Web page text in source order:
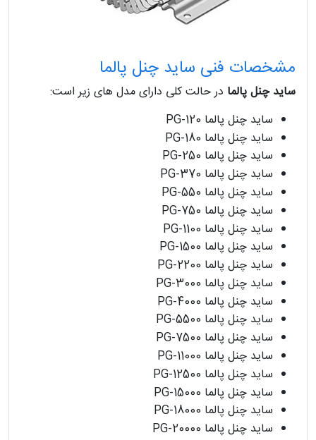
مشخصات فنی ساید چنل پالما
ساید چنل پالما در حالت کلی دارای مدل های زیر است:
ساید چنل پالما PG-120
ساید چنل پالما PG-180
ساید چنل پالما PG-250
ساید چنل پالما PG-370
ساید چنل پالما PG-550
ساید چنل پالما PG-750
ساید چنل پالما PG-1100
ساید چنل پالما PG-1500
ساید چنل پالما PG-2200
ساید چنل پالما PG-3000
ساید چنل پالما PG-4000
ساید چنل پالما PG-5500
ساید چنل پالما PG-7500
ساید چنل پالما PG-11000
ساید چنل پالما PG-12500
ساید چنل پالما PG-15000
ساید چنل پالما PG-18000
ساید چنل پالما PG-20000